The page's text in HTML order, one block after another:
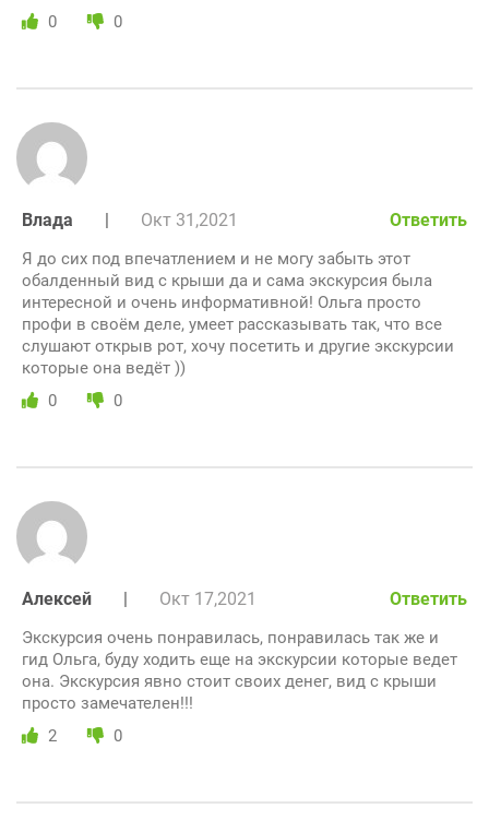
0
0
Влада | Окт 31,2021 Ответить
Я до сих под впечатлением и не могу забыть этот
обалденный вид с крыши да и сама экскурсия была
интересной и очень информативной! Ольга просто
профи в своём деле, умеет рассказывать так, что все
слушают открыв рот, хочу посетить и другие экскурсии
которые она ведёт ))
0
0
Алексей | Окт 17,2021 Ответить
Экскурсия очень понравилась, понравилась так же и
гид Ольга, буду ходить еще на экскурсии которые ведет
она. Экскурсия явно стоит своих денег, вид с крыши
просто замечателен!!!
2
0